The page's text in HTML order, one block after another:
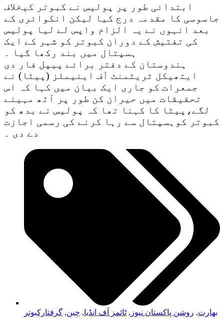
ابتدائی طور پر پولیس نے کبوتر کیخلاف
جاسوسی کا مقدمہ درج کیا لیکن انکوائری کے
بعد انہوں نے یہ الزام واپس لے لیا پولیس
کی تفتیش کے دوران کبوتر کو شہر کے ایک
ہسپتال میں بند رکھا گیا ۔
ہندوستان کے دفتر برائے پیپل فار دی
ایتھیکل ٹریٹمنٹ آف اینیملز (پیٹا) نے
جمعرات کو جاری ایک بیان میں کہا کہ اس
تحقیقات میں حیران کن طور پر آٹھ مہینے
لگے،پیٹا کا کہنا تھا کہ پولیس نے بدھ کو
کبوتر کوہسپتال سے رہا کرنے کی رسمی اجازت
دے دی ۔
بھارت, روشن پاکستان نیوز ,ٹائمز آف انڈیا, چین, گرفتارکبوتر